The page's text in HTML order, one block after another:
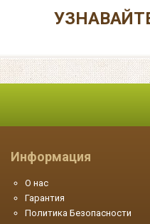
Информация
О нас
Гарантия
Политика Безопасности